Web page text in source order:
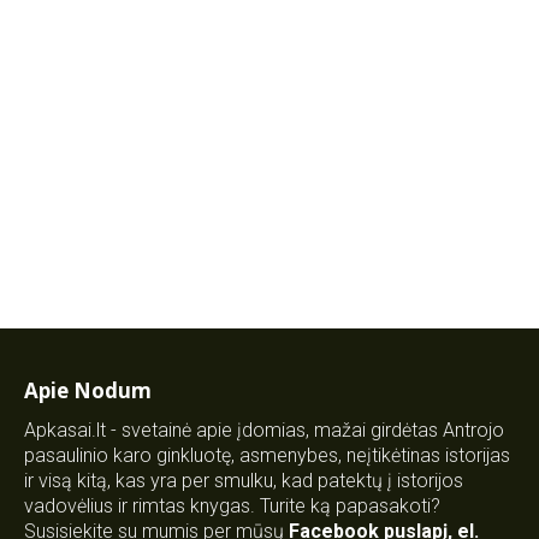
Apie Nodum
Apkasai.lt - svetainė apie įdomias, mažai girdėtas Antrojo
pasaulinio karo ginkluotę, asmenybes, neįtikėtinas istorijas
ir visą kitą, kas yra per smulku, kad patektų į istorijos
vadovėlius ir rimtas knygas. Turite ką papasakoti?
Susisiekite su mumis per mūsų Facebook puslapį, el.